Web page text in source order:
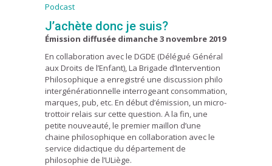
Podcast
J’achète donc je suis?
Émission diffusée dimanche 3 novembre 2019
En collaboration avec le DGDE (Délégué Général
aux Droits de l’Enfant), La Brigade d’Intervention
Philosophique a enregistré une discussion philo
intergénérationnelle interrogeant consommation,
marques, pub, etc. En début d’émission, un micro-
trottoir relais sur cette question. A la fin, une
petite nouveauté, le premier maillon d’une
chaine philosophique en collaboration avec le
service didactique du département de
philosophie de l’ULiège.